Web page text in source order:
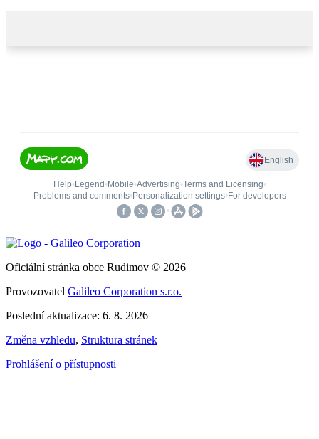
Oficiální stránka obce Rudimov © 2026
Provozovatel Galileo Corporation s.r.o.
Poslední aktualizace: 6. 8. 2026
Změna vzhledu, Struktura stránek
Prohlášení o přístupnosti